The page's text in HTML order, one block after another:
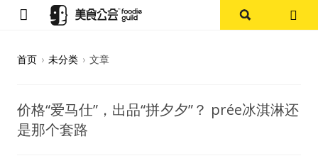
探店报告
首页 › 未分类 › 文章
价格“爱马仕”，出品“拼夕夕”？ prée冰淇淋还
是那个套路